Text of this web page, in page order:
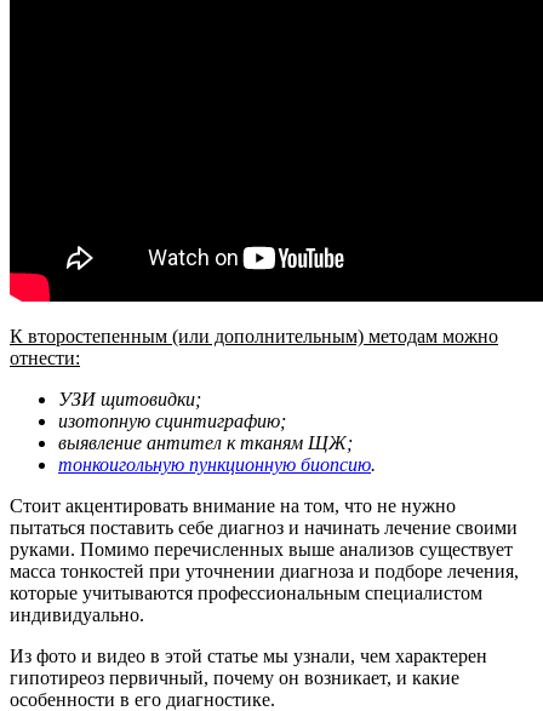
К второстепенным (или дополнительным) методам можно
отнести:
УЗИ щитовидки;
изотопную сцинтиграфию;
выявление антител к тканям ЩЖ;
тонкоигольную пункционную биопсию.
Стоит акцентировать внимание на том, что не нужно
пытаться поставить себе диагноз и начинать лечение своими
руками. Помимо перечисленных выше анализов существует
масса тонкостей при уточнении диагноза и подборе лечения,
которые учитываются профессиональным специалистом
индивидуально.
Из фото и видео в этой статье мы узнали, чем характерен
гипотиреоз первичный, почему он возникает, и какие
особенности в его диагностике.